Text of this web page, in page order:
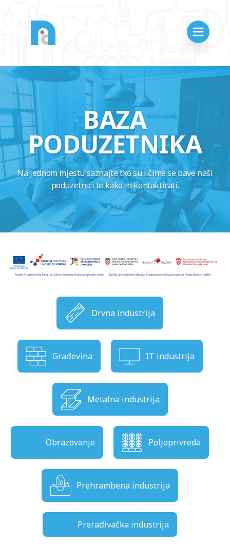
BAZA
PODUZETNIKA
Na jednom mjestu saznajte tko su i čime se bave naši
poduzetnici te kako ih kontaktirati.
Drvna industrija
Građevina IT industrija
Metalna industrija
Obrazovanje Poljoprivreda
Prehrambena industrija
Prerađivačka industrija